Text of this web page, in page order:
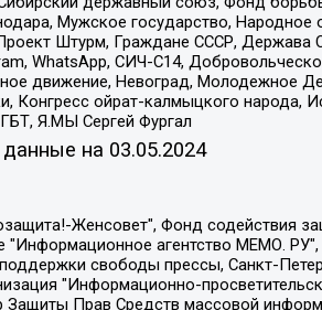
Мужское государство,
Штурм, Граждане СССР, Держава
WhatsApp, СИЧ-С14,
движение, Невоград, Молодежное
Конгресс ойрат-калмыцкого народа,
Я.МЫ Сергей Фургал
данные на 03.05.2024
Владимировна, Ярош Юлия Петровна, Юридическое лицо "The Insider SIA", зарегистрированное в Риге, Латвийская Республика (дата регистрации 26.06.2015), являющееся администратором доменного имени интернет-издания "The Insider SIA", https://theins.ru, Постернак Алексей Евгеньевич, Рубин Михаил Аркадьевич, Анин Роман Александрович, Юридическое лицо Istories fonds, зарегистрированное в Латвийской Республике (регистрационный номер 50008295751, дата регистрации 24.02.2020), Великовский Дмитрий Александрович, Долинина Ирина Николаевна, Мароховская Алеся Алексеевна, Шлейнов Роман Юрьевич, Шмагун Олеся Валентиновна, Общество с ограниченной ответственностью "Альтаир 2021", Общество с ограниченной ответственностью "Вега 2021", Общество с ограниченной ответственностью "Главный редактор 2021", Общество с ограниченной ответственностью "Ромашки монолит", Важенков Артем Валерьевич, Ивановская областная общественная организация "Центр гендерных исследований", Гурман Юрий Альбертович, Медиапроект "ОВД-Инфо", Егоров Владимир Владимирович, Жилинский Владимир Александрович, Общество с ограниченной ответственностью "ЗП", Иванова София Юрьевна, Карезина Инна Павловна, Кильтау Екатерина Викторовна, Петров Алексей Викторович, Пискунов Сергей Евгеньевич, Смирнов Сергей Сергеевич, Тихонов Михаил Сергеевич, Общество с ограниченной ответственностью "ЖУРНАЛИСТ-ИНОСТРАННЫЙ АГЕНТ", Арапова Галина Юрьевна, Вольтская Татьяна Анатольевна, Американская компания "Mason G.E.S. Anonymous Foundation" (США), являющаяся владельцем интернет-издания https://mnews.world/, Компания "Stichting Bellingcat", зарегистрированная в Нидерландах (дата регистрации 11.07.2018), Захаров Андрей Вячеславович, Клепиковская Екатерина Дмитриевна, Общество с ограниченной ответственностью "МЕМО", Перл Роман Александрович, Симонов Евгений Алексеевич, Соловьева Елена Анатольевна, Сотников Даниил Владимирович, Сурначева Елизавета Дмитриевна, Автономная некоммерческая организация по защите прав человека и информированию населения "Якутия – Наше Мнение", Общество с ограниченной ответственностью "Москоу диджитал медиа", с 26.01.2023 Общество с ограниченной ответственностью "Чайка Белые сады", Ветошкина Валерия Валерьевна, Заговора Максим Александрович, Межрегиональное общественное движение "Российская ЛГБТ - сеть",